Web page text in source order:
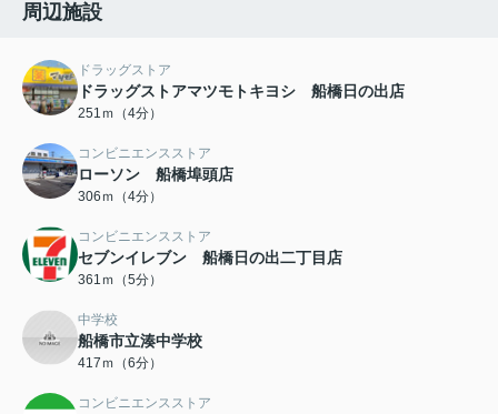
周辺施設
ドラッグストア
ドラッグストアマツモトキヨシ 船橋日の出店
251ｍ（4分）
コンビニエンスストア
ローソン 船橋埠頭店
306ｍ（4分）
コンビニエンスストア
セブンイレブン 船橋日の出二丁目店
361ｍ（5分）
中学校
船橋市立湊中学校
417ｍ（6分）
コンビニエンスストア